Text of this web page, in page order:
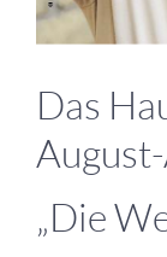
Das
„Die